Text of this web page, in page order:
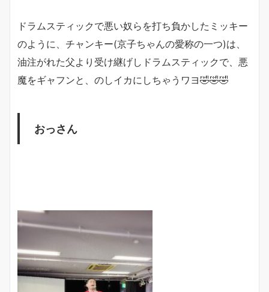
ドラムスティックで悪い奴らを打ち負かしたミッキー
のように、チャンキー(京子ちゃんの愛称の一つ)は、
油注がれた父より受け継げしドラムスティックで、悪
魔をギャフンと、のしイカにしちゃうワヨ🤣🤣🤣
おっさん